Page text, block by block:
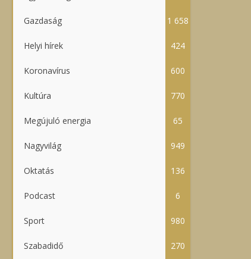
Gazdaság 1 658
Helyi hírek 424
Koronavírus 600
Kultúra 770
Megújuló energia 65
Nagyvilág 949
Oktatás 136
Podcast 6
Sport 980
Szabadidő 270